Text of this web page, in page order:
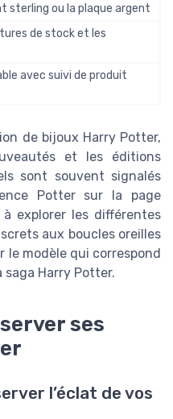
sterling ou la plaque argent
de stock et les
avec suivi de produit
de bijoux Harry Potter,
et les éditions
sont souvent signalés
Potter sur la page
à explorer les différentes
aux boucles oreilles
le modèle qui correspond
saga Harry Potter.
ses
l’éclat de vos